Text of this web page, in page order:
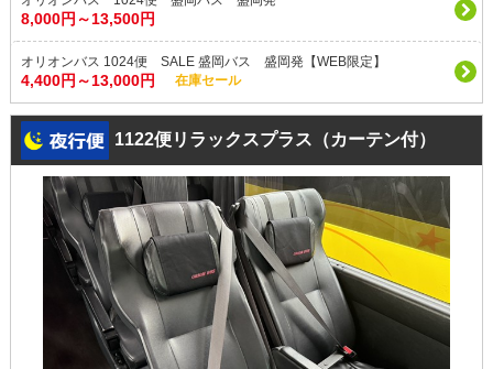
8,000円～13,500円
オリオンバス 1024便 SALE 盛岡バス 盛岡発【WEB限定】
4,400円～13,000円 在庫セール
1122便リラックスプラス（カーテン付）